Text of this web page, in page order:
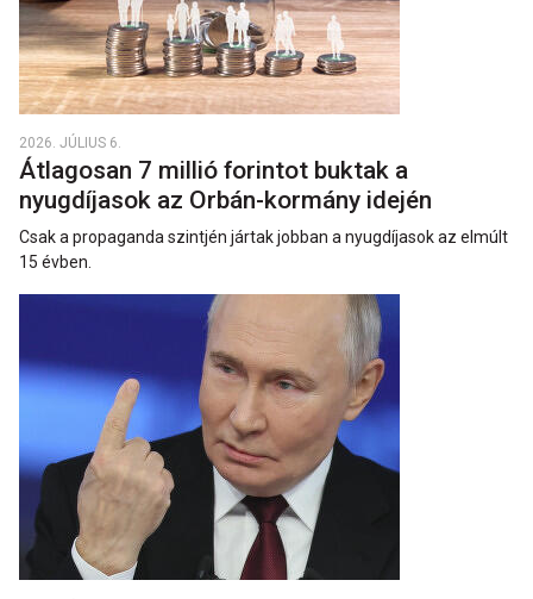
2026. JÚLIUS 6.
Átlagosan 7 millió forintot buktak a
nyugdíjasok az Orbán-kormány idején
Csak a propaganda szintjén jártak jobban a nyugdíjasok az elmúlt
15 évben.